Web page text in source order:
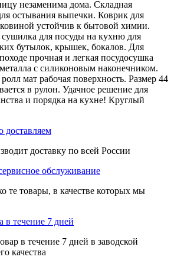
незаменима дома. Складная
остывания выпечки. Коврик для
устойчив к бытовой химии.
сушилка для посуды на кухню для
бутылок, крышек, бокалов. Для
прочная и легкая посудосушка
с силиконовым наконечником.
мат рабочая поверхность. Размер 44
в рулон. Удачное решение для
и порядка на кухне! Круглый
доставляем
доставку по всей России
обслуживание
те товары, в качестве которых мы
в течение 7 дней
в течение 7 дней в заводской
качества